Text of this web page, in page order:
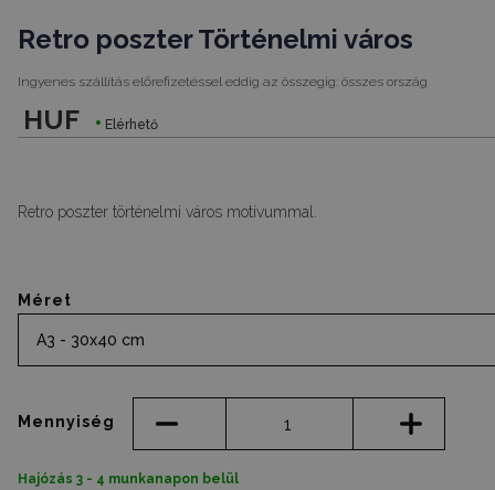
Retro poszter Történelmi város
Ingyenes szállítás előrefizetéssel eddig az összegig: összes ország
HUF Elérhető
Retro poszter történelmi város motívummal.
Hajózás 3 - 4 munkanapon belül
Méret
A3 - 30x40 cm
Mennyiség